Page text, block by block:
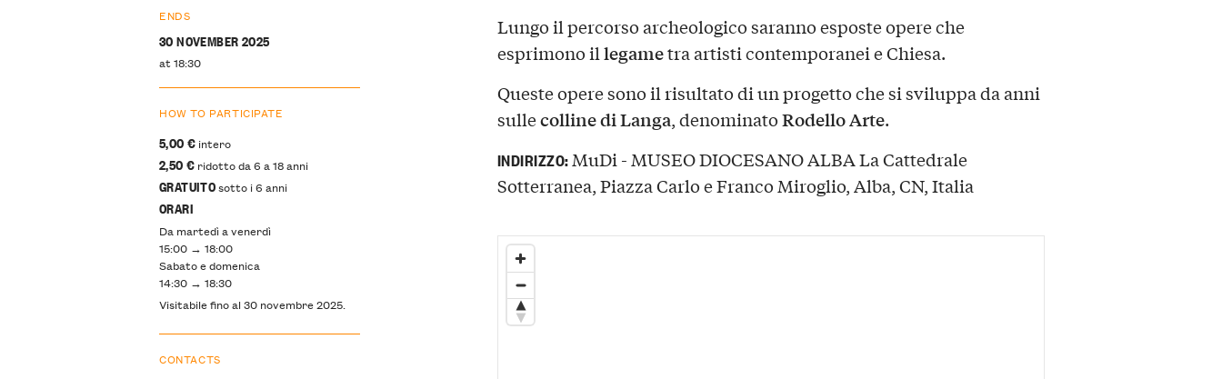
Lungo il percorso archeologico saranno esposte opere che
esprimono illegametra artisti contemporanei e Chiesa.
Queste opere sono il risultato di un progetto che si sviluppa da anni
sullecolline di Langa, denominatoRodello Arte.
ENDS
30 NOVEMBER 2025
at 18:30
HOW TO PARTICIPATE
5,00 € intero
2,50 € ridotto da 6 a 18 anni
GRATUITOsotto i 6 anni
ORARI
Da martedì a venerdì
15:00 → 18:00
Sabato e domenica
14:30 → 18:30
Visitabile fino al 30 novembre 2025.
CONTACTS
INDIRIZZO:MuDi - MUSEO DIOCESANO ALBA La Cattedrale
Sotterranea, Piazza Carlo e Franco Miroglio, Alba, CN, Italia